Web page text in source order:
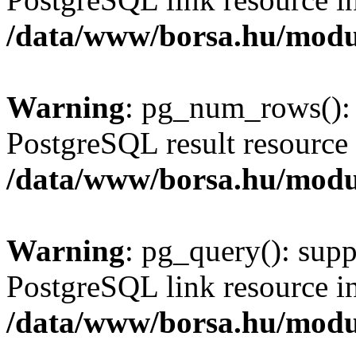
/data/www/borsa.hu/
Warning:
PostgreSQL result
/data/www/borsa.hu/
Warning: pg_query():
PostgreSQL link resource
/data/www/borsa.hu/